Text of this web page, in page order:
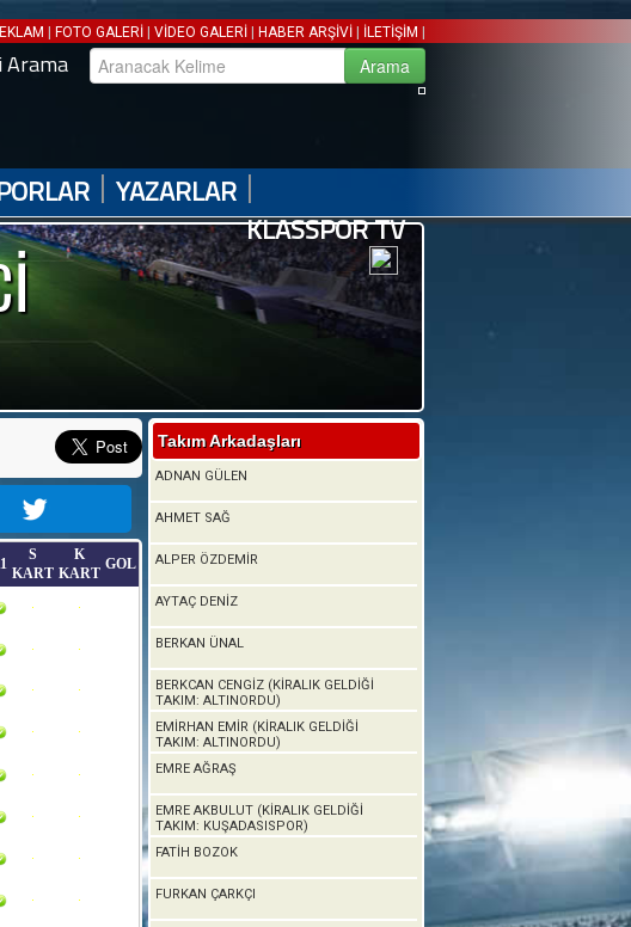
| FOTO GALERİ | VİDEO GALERİ | HABER ARŞİVİ | İLETİŞİM |
Arama
| YAZARLAR |
KLASSPOR TV
S
KART
K
KART
GOL
Takım Arkadaşları
ADNAN GÜLEN
AHMET SAĞ
ALPER ÖZDEMİR
AYTAÇ DENİZ
BERKAN ÜNAL
BERKCAN CENGİZ (KİRALIK GELDİĞİ
TAKIM: ALTINORDU)
EMİRHAN EMİR (KİRALIK GELDİĞİ
TAKIM: ALTINORDU)
EMRE AĞRAŞ
EMRE AKBULUT (KİRALIK GELDİĞİ
TAKIM: KUŞADASISPOR)
FATİH BOZOK
FURKAN ÇARKÇI